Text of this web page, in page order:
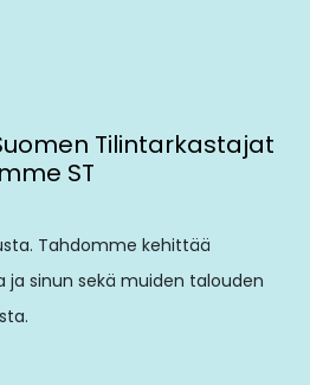
Tilintarkastajat
ST
Tahdomme kehittää
sinun sekä muiden talouden